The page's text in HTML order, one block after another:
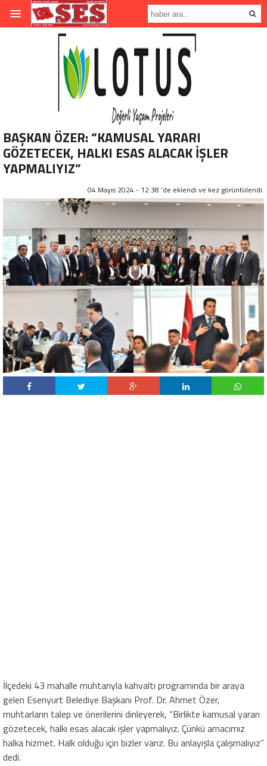
BAŞKAN ÖZER: “KAMUSAL YARARI
GÖZETECEK, HALKI ESAS ALACAK İŞLER
YAPMALIYIZ”
04 Mayıs 2024 - 12:38 'de eklendi ve kez görüntülendi.
İlçedeki 43 mahalle muhtarıyla kahvaltı programında bir araya
gelen Esenyurt Belediye Başkanı Prof. Dr. Ahmet Özer,
muhtarların talep ve önerilerini dinleyerek, “Birlikte kamusal yararı
gözetecek, halkı esas alacak işler yapmalıyız. Çünkü amacımız
halka hizmet. Halk olduğu için bizler varız. Bu anlayışla çalışmalıyız”
dedi.